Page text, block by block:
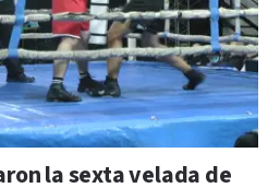
la sexta velada de